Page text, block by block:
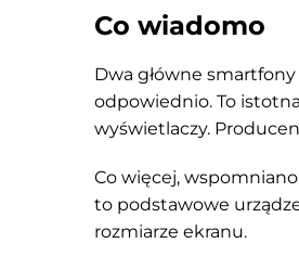
Co wiadomo
Dwa główne smartfony
odpowiednio. To
wyświetlaczy.
Co więcej,
to podstawowe
rozmiarze ekranu.